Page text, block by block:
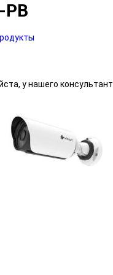
PB
у нашего